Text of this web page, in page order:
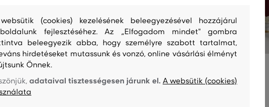
TISZTÍTÁS
(cookies) kezelésének beleegyezésével hozzájárul
fejlesztéséhez. Az „Elfogadom mindet" gombra
beleegyezik abba, hogy személyre szabott tartalmat,
hirdetéseket mutassunk és vonzó, online vásárlási élményt
Önnek.
adataival tisztességesen járunk el. A websütik (cookies)